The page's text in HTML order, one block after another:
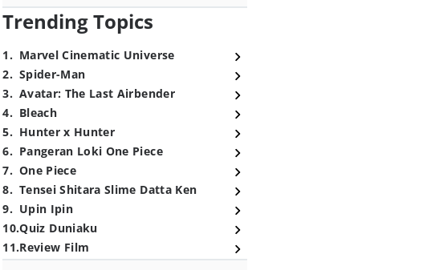
Trending Topics
1. Marvel Cinematic Universe
2. Spider-Man
3. Avatar: The Last Airbender
4. Bleach
5. Hunter x Hunter
6. Pangeran Loki One Piece
7. One Piece
8. Tensei Shitara Slime Datta Ken
9. Upin Ipin
10.Quiz Duniaku
11.Review Film